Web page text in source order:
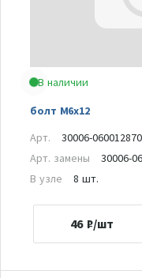
В наличии
болт М6х12
Арт.
30006-060012870
Арт. замены
30006-
В узле
8 шт.
46 ₽/шт